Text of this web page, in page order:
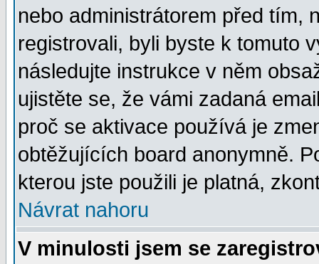
nebo administrátorem před tím,
registrovali, byli byste k tomuto
následujte instrukce v něm
ujistěte se, že vámi zadaná
proč se aktivace používá je
obtěžujících board anonymně.
kterou jste použili je platná,
Návrat nahoru
V minulosti jsem se